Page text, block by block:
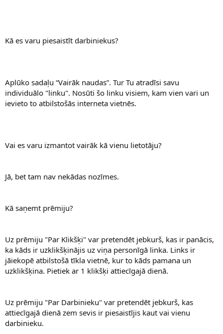
Kā es varu piesaistīt darbiniekus?
Aplūko sadaļu “Vairāk naudas”. Tur Tu atradīsi savu
individuālo "linku". Nosūti šo linku visiem, kam vien vari un
ievieto to atbilstošās interneta vietnēs.
Vai es varu izmantot vairāk kā vienu lietotāju?
Jā, bet tam nav nekādas nozīmes.
Kā saņemt prēmiju?
Uz prēmiju "Par Klikšķi" var pretendēt jebkurš, kas ir panācis,
ka kāds ir uzklikšķinājis uz viņa personīgā linka. Links ir
jāiekopē atbilstošā tīkla vietnē, kur to kāds pamana un
uzklikšķina. Pietiek ar 1 klikšķi attiecīgajā dienā.
Uz prēmiju "Par Darbinieku" var pretendēt jebkurš, kas
attiecīgajā dienā zem sevis ir piesaistījis kaut vai vienu
darbinieku.